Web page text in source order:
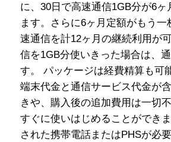
に、30日で高速通信1GB分が6
ます。さらに6ヶ月定額がもう
速通信を計12ヶ月の継続利用が
信を1GB分使いきった場合は、
す。 パッケージは経費精算も可
端末代金と通信サービス代金が
きや、購入後の追加費用は一切
すぐに使いはじめることができ
された携帯電話またはPHSが必